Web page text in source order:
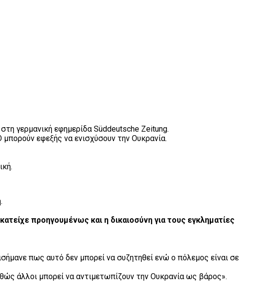
γερμανική εφημερίδα Süddeutsche Zeitung.
εφεξής να ενισχύσουν την Ουκρανία.
προηγουμένως και η δικαιοσύνη για τους εγκληματίες
πως αυτό δεν μπορεί να συζητηθεί ενώ ο πόλεμος είναι σε
άλλοι μπορεί να αντιμετωπίζουν την Ουκρανία ως βάρος».